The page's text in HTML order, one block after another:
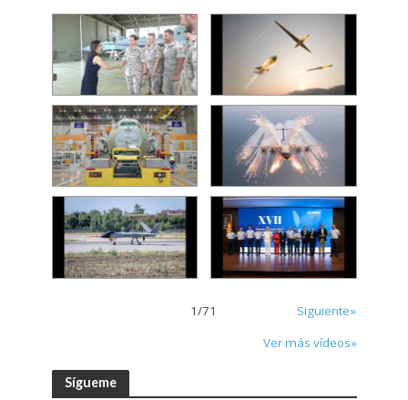
1/71
Siguiente»
Ver más vídeos»
Sígueme